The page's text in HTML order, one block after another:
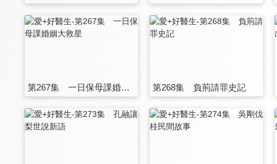
第267集 一日保母課婚姻大救星 第268集 負荊請罪史記